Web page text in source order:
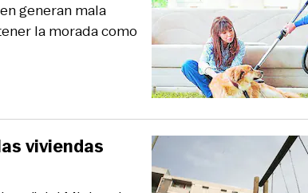
generan mala
la morada como
viviendas